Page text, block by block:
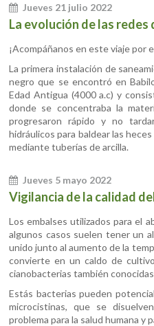
Jueves 21 julio 2022
La evolución de las redes
¡Acompáñanos en este viaje por
La primera instalación de
negro que se encontró en
Edad Antigua (4000 a.c) y
donde se concentraba la
progresaron rápido y no
hidráulicos para baldear las
mediante tuberías de arcilla.
Jueves 5 mayo 2022
Vigilancia de la calidad
Los embalses utilizados para el
algunos casos suelen tener un
unido junto al aumento de la
convierte en un caldo de
cianobacterias también
Estás bacterias pueden
microcistinas, que se
problema para la salud humana y